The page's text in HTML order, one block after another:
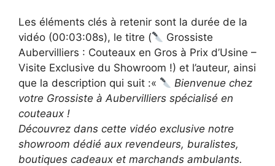
Les éléments clés à retenir sont la durée de la
vidéo (00:03:08s), le titre (
Grossiste
Aubervilliers : Couteaux en Gros à Prix d’Usine –
Visite Exclusive du Showroom !) et l’auteur, ainsi
que la description qui suit :«
Bienvenue chez
votre Grossiste à Aubervilliers spécialisé en
couteaux !
Découvrez dans cette vidéo exclusive notre
showroom dédié aux revendeurs, buralistes,
boutiques cadeaux et marchands ambulants.